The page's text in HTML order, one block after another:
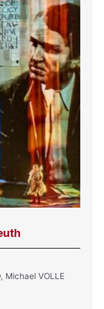
Michael VOLLE